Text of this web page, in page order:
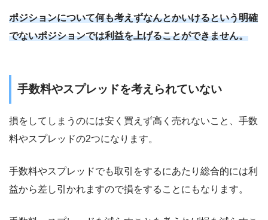
ポジションについて何も考えずなんとかいけるという明確
でないポジションでは利益を上げることができません。
手数料やスプレッドを考えられていない
損をしてしまうのには安く買えず高く売れないこと、手数
料やスプレッドの2つになります。
手数料やスプレッドでも取引をするにあたり総合的には利
益から差し引かれますので損をすることにもなります。